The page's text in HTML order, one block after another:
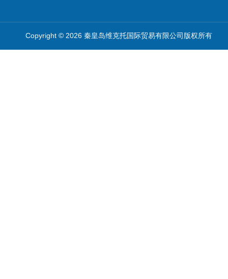
Copyright © 2026 秦皇岛维克托国际贸易有限公司版权所有